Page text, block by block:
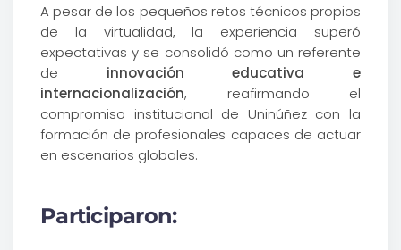
A pesar de los pequeños retos técnicos propios
de la virtualidad, la experiencia superó
expectativas y se consolidó como un referente
de innovación educativa e
internacionalización, reafirmando el
compromiso institucional de Uninúñez con la
formación de profesionales capaces de actuar
en escenarios globales.
Participaron: